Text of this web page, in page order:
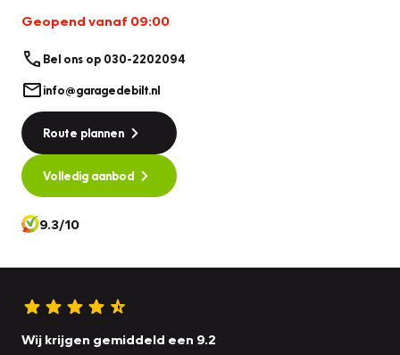
Geopend vanaf 09:00
Bel ons op 030-2202094
info@garagedebilt.nl
Route plannen
Volledig aanbod
9.3/10
Wij krijgen gemiddeld een 9.2